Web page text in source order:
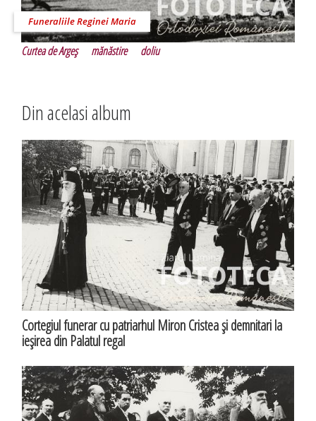
Funeraliile Reginei Maria
Curtea de Argeş mănăstire doliu
Din acelasi album
Cortegiul funerar cu patriarhul Miron Cristea şi demnitari la
ieşirea din Palatul regal